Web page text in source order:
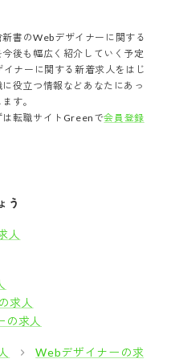
書 のWebデザイナー に関する
後も幅広く紹介していく予定
イナー に関する新着求人をはじ
役立つ情報などあなたにあっ
す。
転職サイトGreenで会員登録
う
人
求人
の求人
Webデザイナーの求